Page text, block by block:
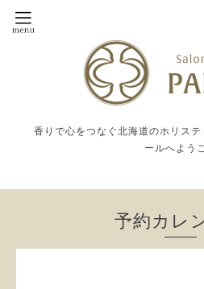
香りで心をつなぐ北海道のホリス
ールへよう
予約カレ